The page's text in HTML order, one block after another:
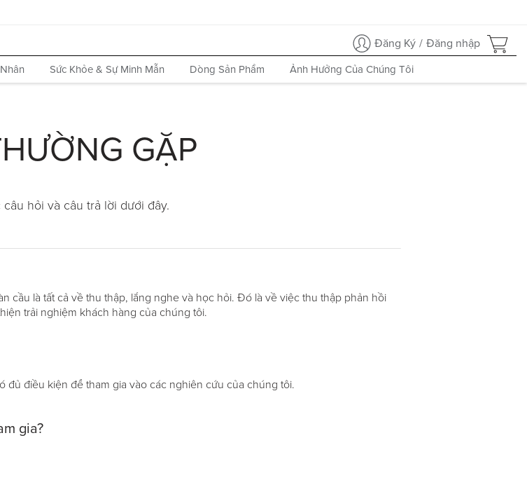
Đăng Ký / Đăng nhập
Sức Khỏe & Sự Minh Mẫn Dòng Sản Phẩm Ảnh Hưởng Của Chúng Tôi
GẶP
hỏi và câu trả lời dưới đây.
cầu là tất cả về thu thập, lắng nghe và học hỏi. Đó là về việc thu thập phản hồi
trải nghiệm khách hàng của chúng tôi.
đủ điều kiện để tham gia vào các nghiên cứu của chúng tôi.
gia?